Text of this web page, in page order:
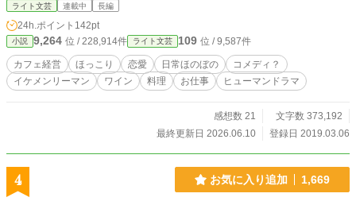
ライト文芸 連載中 長編
24h.ポイント 142pt
小説 9,264 位 / 228,914件 ライト文芸 109 位 / 9,587件
カフェ経営 ほっこり 恋愛 日常ほのぼの
コメディ？
イケメンリーマン
ワイン 料理 お仕事 ヒューマンドラマ
感想数 21
文字数 373,192
最終更新日 2026.06.10
登録日 2019.03.06
4 お気に入り追加 1,669